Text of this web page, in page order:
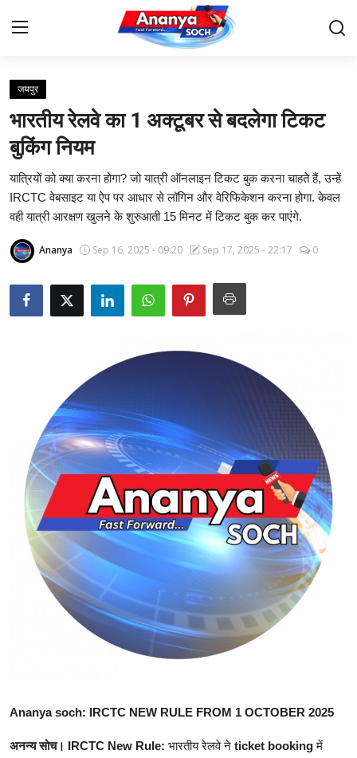
Home
Contact
About Us
देश
बिज़नेस
राजनीति
राजस्थान
ट्रेंडिंग
Hindi
जयपुर
भारतीय रेलवे का 1 अक्टूबर से बदलेगा टिकट
बुकिंग नियम
यात्रियों को क्या करना होगा? जो यात्री ऑनलाइन टिकट बुक करना चाहते हैं, उन्हें
IRCTC वेबसाइट या ऐप पर आधार से लॉगिन और वेरिफिकेशन करना होगा. केवल
वही यात्री आरक्षण खुलने के शुरुआती 15 मिनट में टिकट बुक कर पाएंगे.
Ananya Sep 16, 2025 - 09:20 Sep 17, 2025 - 22:17 0
Ananya soch: IRCTC NEW RULE FROM 1 OCTOBER 2025
अनन्य सोच। ​IRCTC New Rule: भारतीय रेलवे ने ticket bookingमें